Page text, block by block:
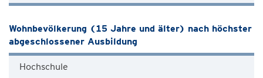
Wohnbevölkerung (15 Jahre und älter) nach höchster
abgeschlossener Ausbildung
Hochschule